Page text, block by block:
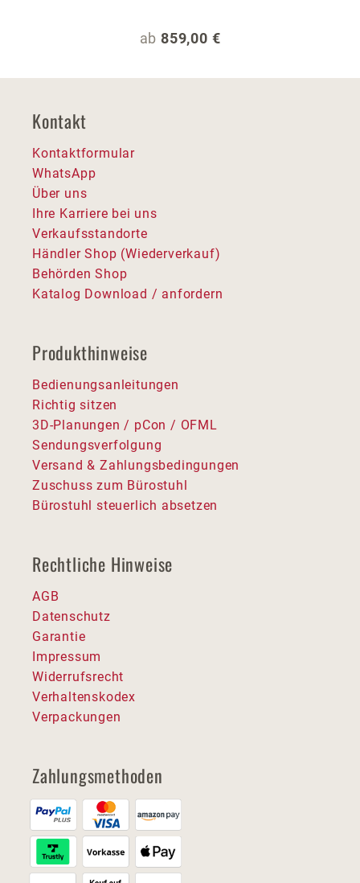
Regulärer Preis:
ab 859,00 €
Kontakt
Kontaktformular
WhatsApp
Über uns
Ihre Karriere bei uns
Verkaufsstandorte
Händler Shop (Wiederverkauf)
Behörden Shop
Katalog Download / anfordern
Produkthinweise
Bedienungsanleitungen
Richtig sitzen
3D-Planungen / pCon / OFML
Sendungsverfolgung
Versand & Zahlungsbedingungen
Zuschuss zum Bürostuhl
Bürostuhl steuerlich absetzen
Rechtliche Hinweise
AGB
Datenschutz
Garantie
Impressum
Widerrufsrecht
Verhaltenskodex
Verpackungen
Zahlungsmethoden